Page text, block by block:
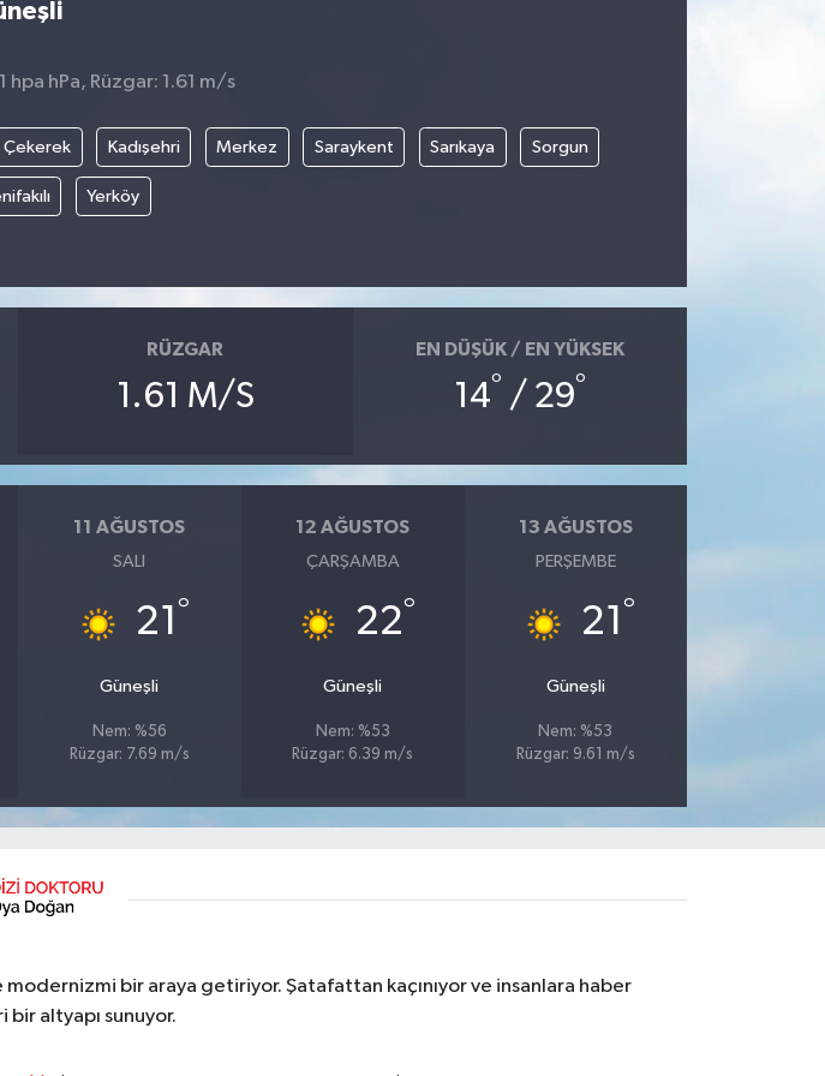
hpa hPa, Rüzgar: 1.61 m/s
Çekerek Kadışehri Merkez Saraykent Sarıkaya Sorgun
Yerköy
RÜZGAR
1.61 M/S
EN DÜŞÜK / EN YÜKSEK
14° / 29°
11 AĞUSTOS
SALI
21 °
Güneşli
Nem: %56
Rüzgar: 7.69 m/s
12 AĞUSTOS
ÇARŞAMBA
22°
Güneşli
Nem: %53
Rüzgar: 6.39 m/s
13 AĞUSTOS
PERŞEMBE
21 °
Güneşli
Nem: %53
Rüzgar: 9.61 m/s
bir araya getiriyor. Şatafattan kaçınıyor ve insanlara haber
altyapı sunuyor.